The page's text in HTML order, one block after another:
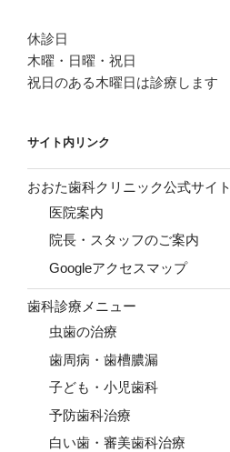
休診日
木曜・日曜・祝日
祝日のある木曜日は診療します
サイト内リンク
おおた歯科クリニック公式サイト
医院案内
院長・スタッフのご案内
Googleアクセスマップ
歯科診療メニュー
虫歯の治療
歯周病・歯槽膿漏
子ども・小児歯科
予防歯科治療
白い歯・審美歯科治療